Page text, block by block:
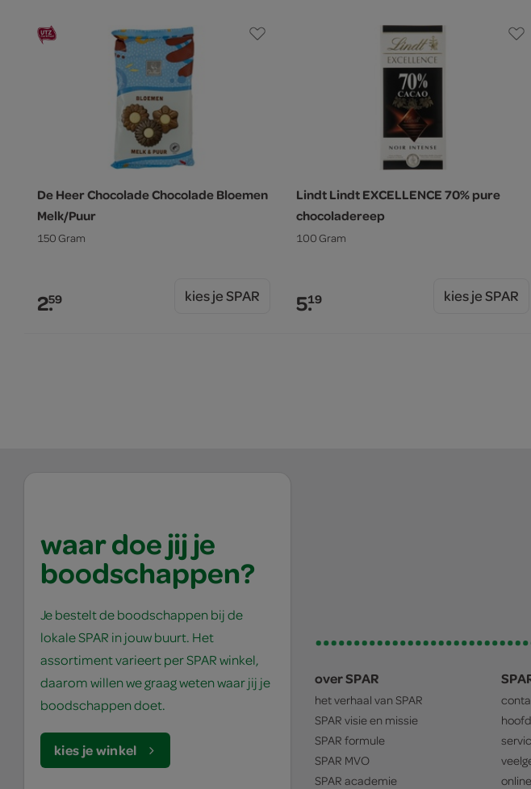
De Heer Chocolade Chocolade Bloemen
Melk/Puur
150 Gram
2.59 kies je SPAR
Lindt Lindt EXCELLENCE 70% pure
chocoladereep
100 Gram
5.19 kies je SPAR
waar doe jij je
boodschappen?
Je bestelt de boodschappen bij de
lokale SPAR in jouw buurt. Het
assortiment varieert per SPAR winkel,
daarom willen we graag weten waar jij je
boodschappen doet.
kies je winkel
over SPAR
het verhaal van SPAR
SPAR visie en missie
SPAR formule
SPAR MVO
SPAR academie